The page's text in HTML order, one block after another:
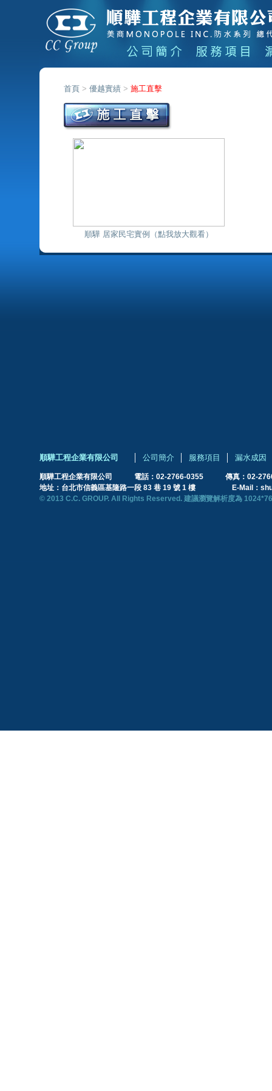
首頁 > 優越實績 > 施工直擊
順驊 居家民宅實例（點我放大觀看）
順驊工程企業有限公司 公司簡介 服務項目 漏水成因
順驊工程企業有限公司 電話：02-2766-0355 傳真：02-
地址：台北市信義區基隆路一段 83 巷 19 號 1 樓 E-Mail：
© 2013 C.C. GROUP. All Rights Reserved. 建議瀏覽解析度為